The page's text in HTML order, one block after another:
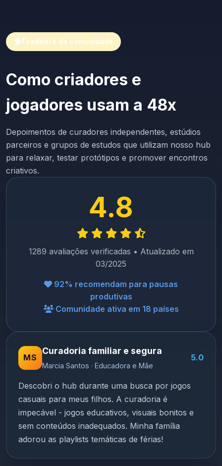
Feedback da comunidade
Como criadores e
jogadores usam a 48x
Depoimentos de curadores independentes, estúdios
parceiros e grupos de estudos que utilizam nosso hub
para relaxar, testar protótipos e promover encontros
criativos.
4.8
1289 avaliações verificadas • Atualizado em
03/2025
92% recomendam para pausas
produtivas
Comunidade ativa em 18 países
MS
Curadoria familiar e segura
Marcia Santos · Educadora e Mãe
5.0
Descobri o hub durante uma busca por jogos
casuais para meus filhos. A curadoria é
impecável - jogos educativos, visuais bonitos e
sem conteúdos inadequados. Minha família
adorou as playlists temáticas de férias!